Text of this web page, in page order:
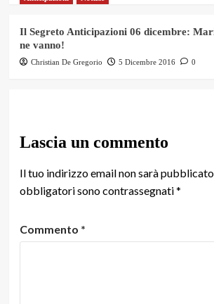
Il Segreto Anticipazioni 06 dicembre:
ne vanno!
Christian De Gregorio 5 Dicembre 2016 0
Lascia un commento
Il tuo indirizzo email non sarà pubblicato.
obbligatori sono contrassegnati*
Commento *